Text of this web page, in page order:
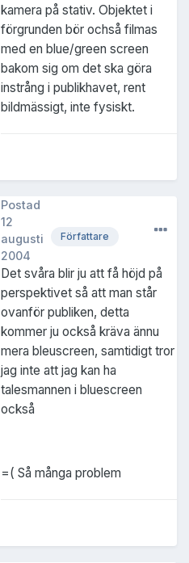
kamera på stativ. Objektet i
förgrunden bör ochså filmas
med en blue/green screen
bakom sig om det ska göra
instrång i publikhavet, rent
bildmässigt, inte fysiskt.
Författare
Postad
12
augusti
2004
Det svåra blir ju att få höjd på
perspektivet så att man står
ovanför publiken, detta
kommer ju också kräva ännu
mera bleuscreen, samtidigt tror
jag inte att jag kan ha
talesmannen i bluescreen
också
=( Så många problem